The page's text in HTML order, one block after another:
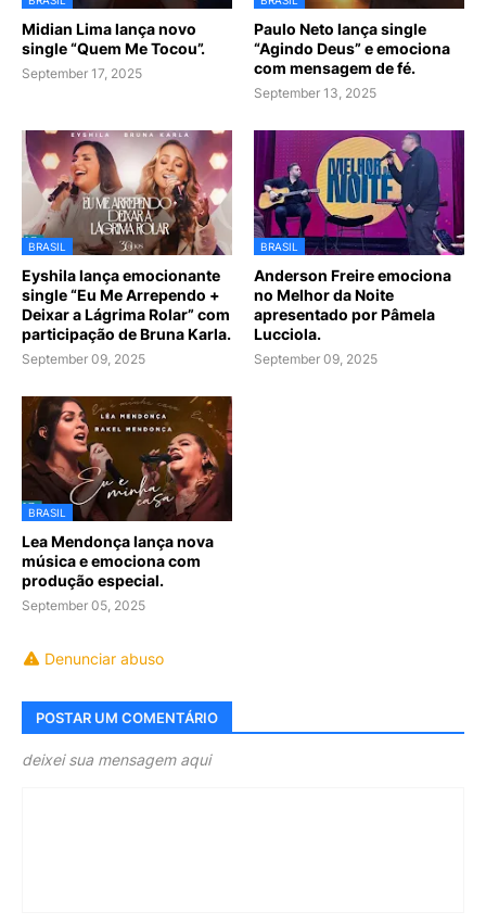
Midian Lima lança novo
single “Quem Me Tocou”.
September 17, 2025
Paulo Neto lança single
“Agindo Deus” e emociona
com mensagem de fé.
September 13, 2025
BRASIL
Eyshila lança emocionante
single “Eu Me Arrependo +
Deixar a Lágrima Rolar” com
participação de Bruna Karla.
September 09, 2025
BRASIL
Anderson Freire emociona
no Melhor da Noite
apresentado por Pâmela
Lucciola.
September 09, 2025
BRASIL
Lea Mendonça lança nova
música e emociona com
produção especial.
September 05, 2025
Denunciar abuso
POSTAR UM COMENTÁRIO
deixei sua mensagem aqui